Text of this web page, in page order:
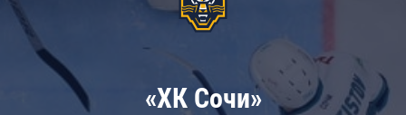
«ХК Сочи»